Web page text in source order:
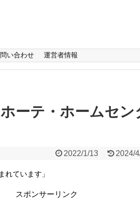
問い合わせ 運営者情報
ーテ・ホームセン
2022/1/13 2024/
ています」
スポンサーリンク